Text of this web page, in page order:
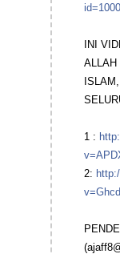
INI
ALLAH
1 :
2: